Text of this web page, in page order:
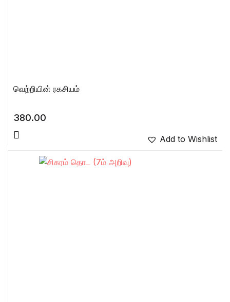
வெற்றியின் ரகசியம்
380.00
Add to Wishlist